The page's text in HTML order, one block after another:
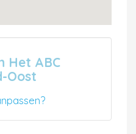
Het ABC
Oost